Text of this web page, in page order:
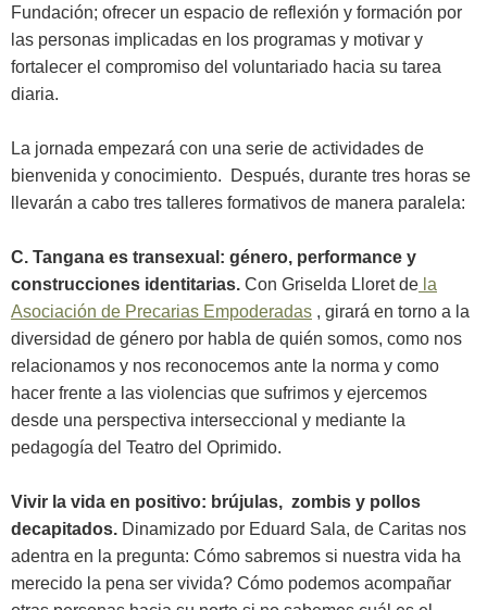
Fundación; ofrecer un espacio de reflexión y formación por
las personas implicadas en los programas y motivar y
fortalecer el compromiso del voluntariado hacia su tarea
diaria.
La jornada empezará con una serie de actividades de
bienvenida y conocimiento. Después, durante tres horas se
llevarán a cabo tres talleres formativos de manera paralela:
C. Tangana es transexual: género, performance y
construcciones identitarias. Con Griselda Lloret de la
Asociación de Precarias Empoderadas , girará en torno a la
diversidad de género por habla de quién somos, como nos
relacionamos y nos reconocemos ante la norma y como
hacer frente a las violencias que sufrimos y ejercemos
desde una perspectiva interseccional y mediante la
pedagogía del Teatro del Oprimido.
Vivir la vida en positivo: brújulas, zombis y pollos
decapitados. Dinamizado por Eduard Sala, de Caritas nos
adentra en la pregunta: Cómo sabremos si nuestra vida ha
merecido la pena ser vivida? Cómo podemos acompañar